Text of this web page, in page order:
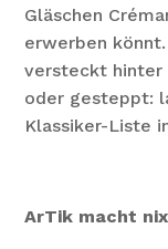
Gläschen
erwerben
versteckt hinter
oder gesteppt:
Klassiker-Liste
ArTik macht nix